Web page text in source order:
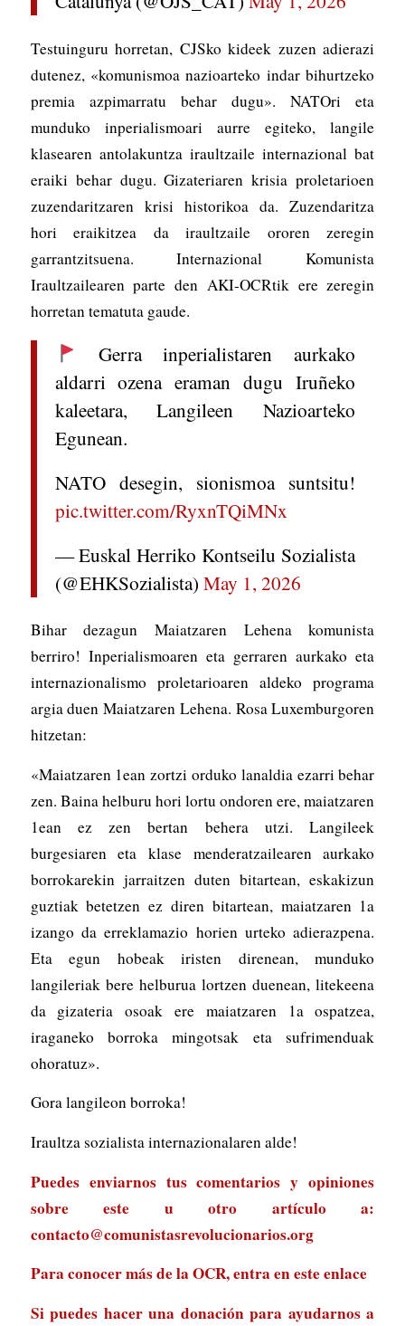
Testuinguru horretan, CJSko kideek zuzen adierazi
dutenez, «komunismoa nazioarteko indar bihurtzeko
premia azpimarratu behar dugu». NATOri eta
munduko inperialismoari aurre egiteko, langile
klasearen antolakuntza iraultzaile internazional bat
eraiki behar dugu. Gizateriaren krisia proletarioen
zuzendaritzaren krisi historikoa da. Zuzendaritza
hori eraikitzea da iraultzaile ororen zeregin
garrantzitsuena. Internazional Komunista
Iraultzailearen parte den AKI-OCRtik ere zeregin
horretan tematuta gaude.
Gerra inperialistaren aurkako
aldarri ozena eraman dugu Iruñeko
kaleetara, Langileen Nazioarteko
Egunean.
NATO desegin, sionismoa suntsitu!
pic.twitter.com/RyxnTQiMNx
— Euskal Herriko Kontseilu Sozialista
(@EHKSozialista) May 1, 2026
Bihar dezagun Maiatzaren Lehena komunista
berriro! Inperialismoaren eta gerraren aurkako eta
internazionalismo proletarioaren aldeko programa
argia duen Maiatzaren Lehena. Rosa Luxemburgoren
hitzetan:
«Maiatzaren 1ean zortzi orduko lanaldia ezarri behar
zen. Baina helburu hori lortu ondoren ere, maiatzaren
1ean ez zen bertan behera utzi. Langileek
burgesiaren eta klase menderatzailearen aurkako
borrokarekin jarraitzen duten bitartean, eskakizun
guztiak betetzen ez diren bitartean, maiatzaren 1a
izango da erreklamazio horien urteko adierazpena.
Eta egun hobeak iristen direnean, munduko
langileriak bere helburua lortzen duenean, litekeena
da gizateria osoak ere maiatzaren 1a ospatzea,
iraganeko borroka mingotsak eta sufrimenduak
ohoratuz».
Gora langileon borroka!
Iraultza sozialista internazionalaren alde!
Puedes enviarnos tus comentarios y opiniones
sobre este u otro artículo a:
contacto@comunistasrevolucionarios.org
Para conocer más de la OCR, entra eneste enlace
Si puedes hacer una donación para ayudarnos a